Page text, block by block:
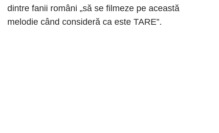
dintre fanii români „să se filmeze pe această
melodie când consideră ca este TARE”.